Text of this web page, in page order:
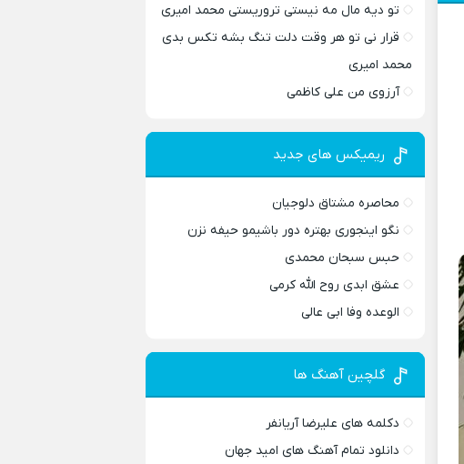
تو دیه مال مه نیستی تروریستی محمد امیری
قرار نی تو هر وقت دلت تنگ بشه تکس بدی
محمد امیری
آرزوی من علی کاظمی
ریمیکس های جدید
محاصره مشتاق دلوجیان
نگو اینجوری بهتره دور باشیمو حیفه نزن
حبس سبحان محمدی
عشق ابدی روح الله کرمی
الوعده وفا ابی عالی
گلچین آهنگ ها
دکلمه های علیرضا آریانفر
دانلود تمام آهنگ های امید جهان